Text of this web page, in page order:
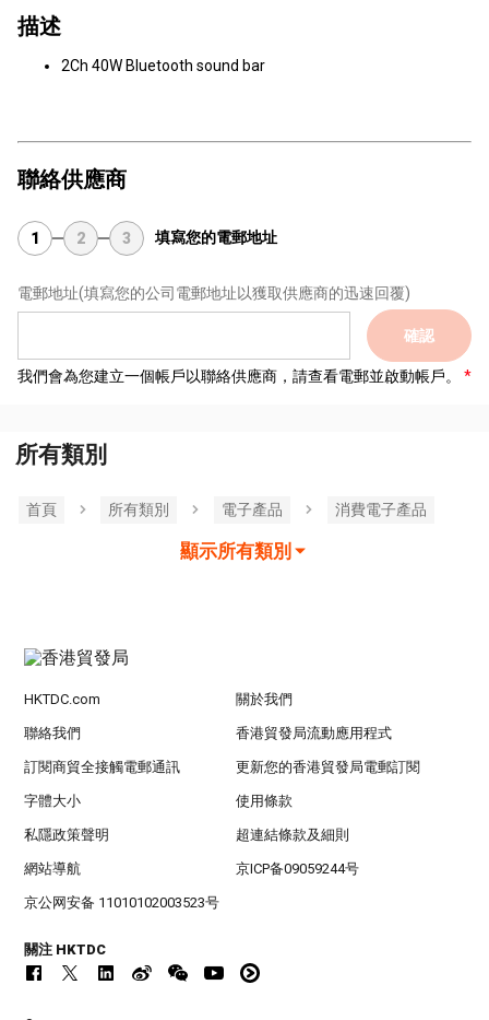
描述
2Ch 40W Bluetooth sound bar
聯絡供應商
1 2 3 填寫您的電郵地址
電郵地址(填寫您的公司電郵地址以獲取供應商的迅速回覆)
確認
我們會為您建立一個帳戶以聯絡供應商，請查看電郵並啟動帳戶。
所有類別
首頁 所有類別 電子產品 消費電子產品
顯示所有類別
HKTDC.com 關於我們
聯絡我們 香港貿發局流動應用程式
訂閱商貿全接觸電郵通訊 更新您的香港貿發局電郵訂閱
字體大小 使用條款
私隱政策聲明 超連結條款及細則
網站導航 京ICP备09059244号
京公网安备 11010102003523号
關注 HKTDC